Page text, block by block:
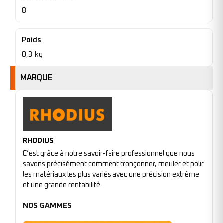
8
Poids
0,3 kg
MARQUE
RHODIUS
C’est grâce à notre savoir-faire professionnel que nous
savons précisément comment tronçonner, meuler et polir
les matériaux les plus variés avec une précision extrême
et une grande rentabilité.
NOS GAMMES